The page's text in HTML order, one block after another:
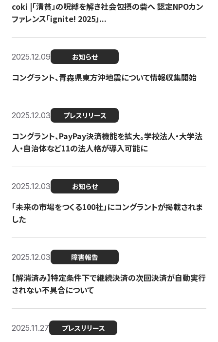
coki |「清貧」の呪縛を解き社会包摂の砦へ 認定NPOカン
ファレンス「ignite! 2025」...
2025.12.09 お知らせ
コングラント、青森県東方沖地震について情報収集開始
2025.12.03 プレスリリース
コングラント、PayPay決済機能を拡大。学校法人・大学法
人・自治体など11の法人格が導入可能に
2025.12.03 お知らせ
「未来の市場をつくる100社」にコングラントが掲載されま
した
2025.12.03 障害報告
【解消済み】特定条件下で継続決済の次回決済が自動実行
されない不具合について
2025.11.27 プレスリリース